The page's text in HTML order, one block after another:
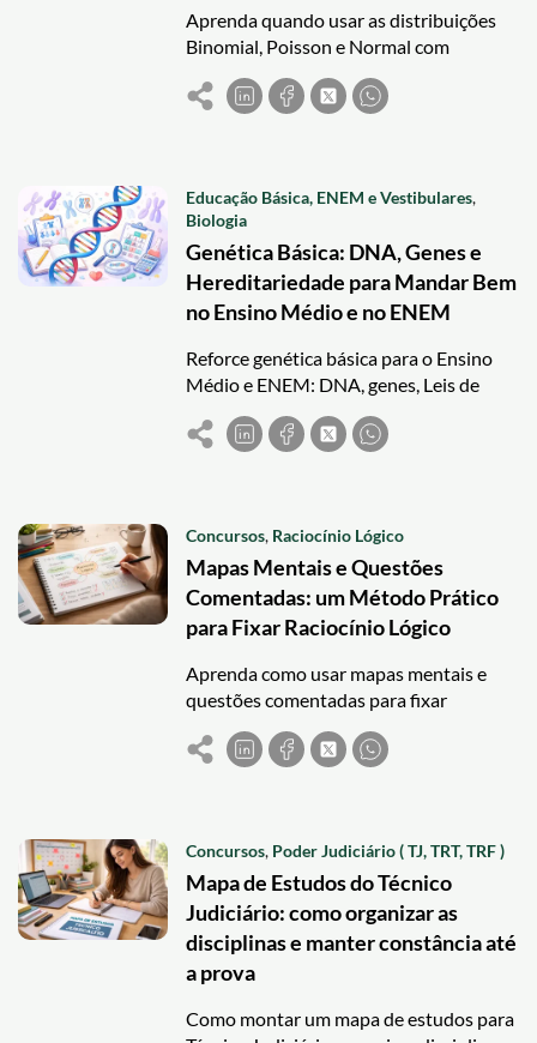
Aprenda quando usar as distribuições
Binomial, Poisson e Normal com
explicações práticas e aplicações reais
em probabilidade.
Educação Básica, ENEM e Vestibulares,
Biologia
Genética Básica: DNA, Genes e
Hereditariedade para Mandar Bem
no Ensino Médio e no ENEM
Reforce genética básica para o Ensino
Médio e ENEM: DNA, genes, Leis de
Mendel e herança explicados de forma
clara e prática.
Concursos, Raciocínio Lógico
Mapas Mentais e Questões
Comentadas: um Método Prático
para Fixar Raciocínio Lógico
Aprenda como usar mapas mentais e
questões comentadas para fixar
Raciocínio Lógico com método prático e
revisão eficiente.
Concursos, Poder Judiciário ( TJ, TRT, TRF )
Mapa de Estudos do Técnico
Judiciário: como organizar as
disciplinas e manter constância até
a prova
Como montar um mapa de estudos para